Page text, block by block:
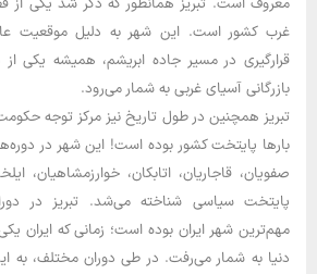
غرب کشور است. این شهر به دلیل موقعیت
قرارگیری در مسیر جاده ابریشم، همیشه یکی
بازرگانی آسیای غربی به ‌شمار می‌رود.
تبریز همچنین در طول تاریخ نیز مرکز توجه
بارها پایتخت کشور بوده است! این شهر در
صفویان، قاجاریان، اتابکان، خوارزمشاهیان،
پایتخت سیاسی شناخته می‌شد. تبریز در
مهم‌ترین شهر ایران بوده است؛ زمانی که ایران
دنیا به شمار می‌رفت. در طی دوران مختلف، به